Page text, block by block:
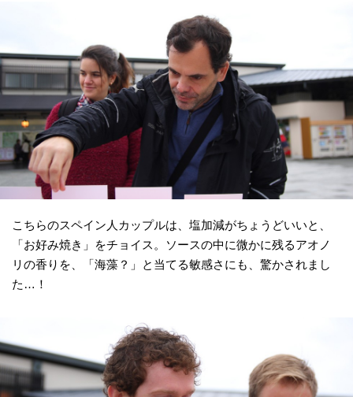
こちらのスペイン人カップルは、塩加減がちょうどいいと、
「お好み焼き」をチョイス。ソースの中に微かに残るアオノ
リの香りを、「海藻？」と当てる敏感さにも、驚かされまし
た…！